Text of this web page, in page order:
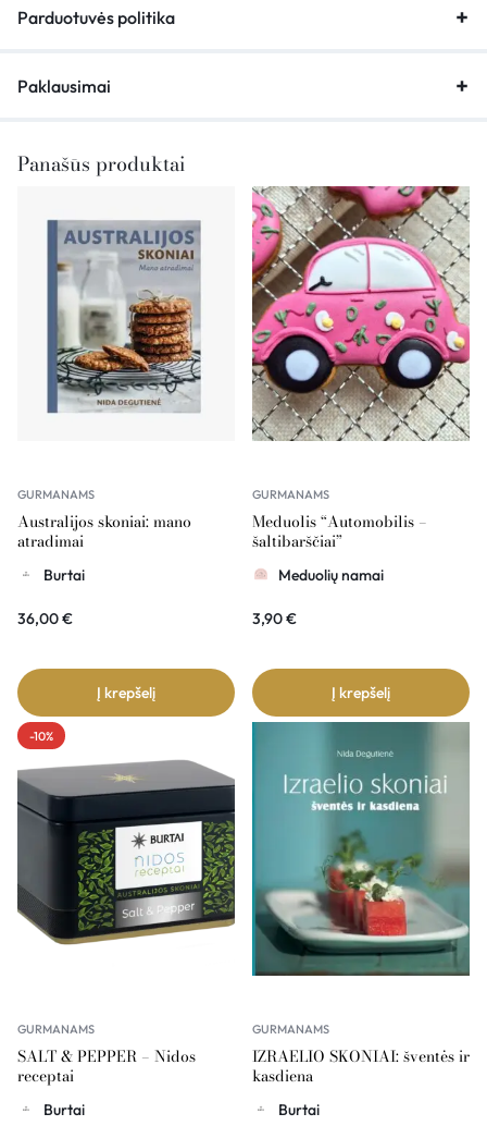
Parduotuvės politika
Paklausimai
Panašūs produktai
GURMANAMS
Australijos skoniai: mano
atradimai
Burtai
36,00€
Į krepšelį
GURMANAMS
Meduolis “Automobilis –
šaltibarščiai”
Meduolių namai
3,90€
Į krepšelį
-10%
GURMANAMS
SALT & PEPPER – Nidos
receptai
Burtai
GURMANAMS
IZRAELIO SKONIAI: šventės ir
kasdiena
Burtai